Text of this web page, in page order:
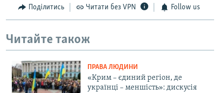
Поділитись Читати без VPN Follow us
Читайте також
ПРАВА ЛЮДИНИ
«Крим – єдиний регіон, де
українці – меншість»: дискусія